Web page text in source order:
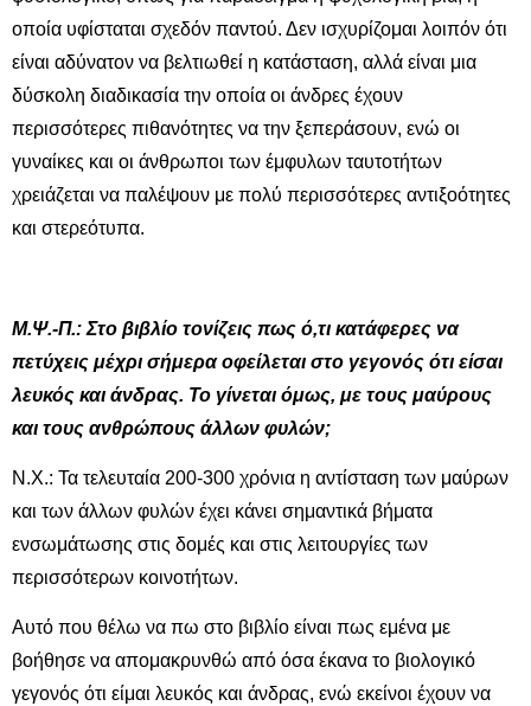
οποία υφίσταται σχεδόν παντού. Δεν ισχυρίζομαι λοιπόν ότι
είναι αδύνατον να βελτιωθεί η κατάσταση, αλλά είναι μια
δύσκολη διαδικασία την οποία οι άνδρες έχουν
περισσότερες πιθανότητες να την ξεπεράσουν, ενώ οι
γυναίκες και οι άνθρωποι των έμφυλων ταυτοτήτων
χρειάζεται να παλέψουν με πολύ περισσότερες αντιξοότητες
και στερεότυπα.
Μ.Ψ.-Π.: Στο βιβλίο τονίζεις πως ό,τι κατάφερες να
πετύχεις μέχρι σήμερα οφείλεται στο γεγονός ότι είσαι
λευκός και άνδρας. Το γίνεται όμως, με τους μαύρους
και τους ανθρώπους άλλων φυλών;
Ν.Χ.: Τα τελευταία 200-300 χρόνια η αντίσταση των μαύρων
και των άλλων φυλών έχει κάνει σημαντικά βήματα
ενσωμάτωσης στις δομές και στις λειτουργίες των
περισσότερων κοινοτήτων.
Αυτό που θέλω να πω στο βιβλίο είναι πως εμένα με
βοήθησε να απομακρυνθώ από όσα έκανα το βιολογικό
γεγονός ότι είμαι λευκός και άνδρας, ενώ εκείνοι έχουν να